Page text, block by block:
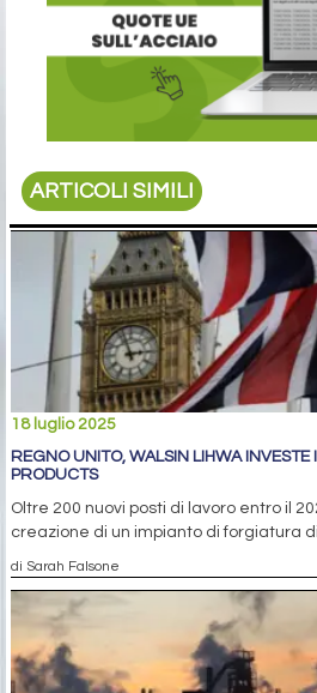
ARTICOLI SIMILI
18 luglio 2025
REGNO UNITO, WALSIN LIHWA INVESTE
PRODUCTS
Oltre 200 nuovi posti di lavoro entro il
creazione di un impianto di forgiatura
di Sarah Falsone